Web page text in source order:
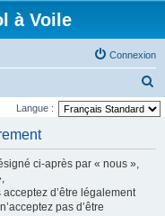
à Voile
Connexion
e
Langue :
ci-après par « nous »,
d’être légalement
pas d’être